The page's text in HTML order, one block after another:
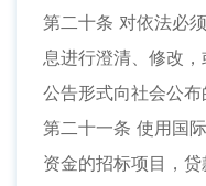
第二十条 对依法必
息进行澄清、修改
公告形式向社会公布
第二十一条 使用国
资金的招标项目，